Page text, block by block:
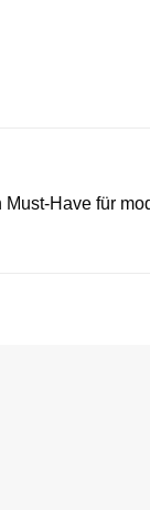
Have für